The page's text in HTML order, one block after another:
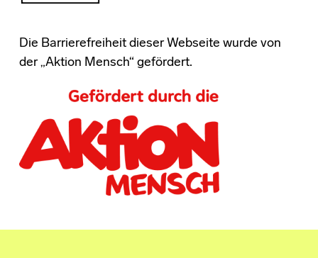
Die Barrierefreiheit dieser Webseite wurde von
der „Aktion Mensch“ gefördert.